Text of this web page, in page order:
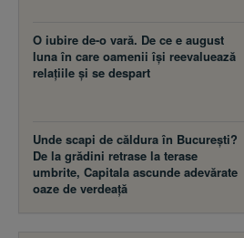
O iubire de-o vară. De ce e august
luna în care oamenii își reevaluează
relațiile și se despart
Unde scapi de căldura în București?
De la grădini retrase la terase
umbrite, Capitala ascunde adevărate
oaze de verdeață